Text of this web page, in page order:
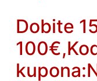
Dobite